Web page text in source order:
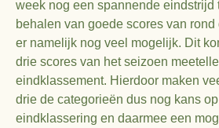
week nog een spannende eindstrijd
behalen van goede scores van
er namelijk nog veel mogelijk. Dit
drie scores van het seizoen
eindklassement. Hierdoor maken
drie de categorieën dus nog kans
eindklassering en daarmee een